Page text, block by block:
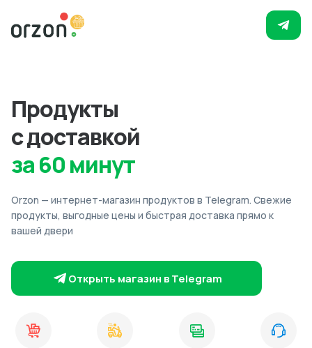
Продукты
с доставкой
за 60 минут
Orzon — интернет-магазин продуктов в Telegram. Свежие
продукты, выгодные цены и быстрая доставка прямо к
вашей двери
Открыть магазин в Telegram